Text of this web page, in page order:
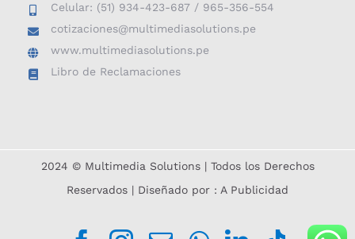
Celular: (51) 934-423-687 / 965-356-554
cotizaciones@multimediasolutions.pe
www.multimediasolutions.pe
Libro de Reclamaciones
2024 © Multimedia Solutions | Todos los Derechos
Reservados | Diseñado por : A Publicidad